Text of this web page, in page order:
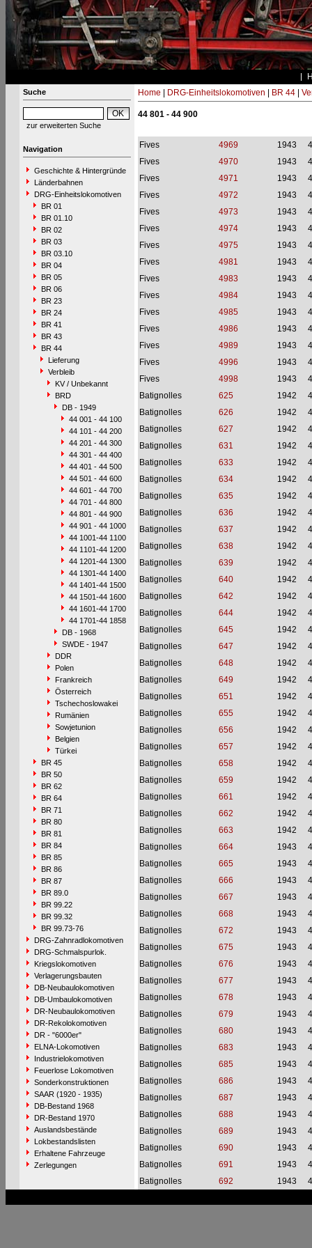
Suche
zur erweiterten Suche
Navigation
Geschichte & Hintergründe
Länderbahnen
DRG-Einheitslokomotiven
BR 01
BR 01.10
BR 02
BR 03
BR 03.10
BR 04
BR 05
BR 06
BR 23
BR 24
BR 41
BR 43
BR 44
Lieferung
Verbleib
KV / Unbekannt
BRD
DB - 1949
44 001 - 44 100
44 101 - 44 200
44 201 - 44 300
44 301 - 44 400
44 401 - 44 500
44 501 - 44 600
44 601 - 44 700
44 701 - 44 800
44 801 - 44 900
44 901 - 44 1000
44 1001-44 1100
44 1101-44 1200
44 1201-44 1300
44 1301-44 1400
44 1401-44 1500
44 1501-44 1600
44 1601-44 1700
44 1701-44 1858
DB - 1968
SWDE - 1947
DDR
Polen
Frankreich
Österreich
Tschechoslowakei
Rumänien
Sowjetunion
Belgien
Türkei
BR 45
BR 50
BR 62
BR 64
BR 71
BR 80
BR 81
BR 84
BR 85
BR 86
BR 87
BR 89.0
BR 99.22
BR 99.32
BR 99.73-76
DRG-Zahnradlokomotiven
DRG-Schmalspurlok.
Kriegslokomotiven
Verlagerungsbauten
DB-Neubaulokomotiven
DB-Umbaulokomotiven
DR-Neubaulokomotiven
DR-Rekolokomotiven
DR - "6000er"
ELNA-Lokomotiven
Industrielokomotiven
Feuerlose Lokomotiven
Sonderkonstruktionen
SAAR (1920 - 1935)
DB-Bestand 1968
DR-Bestand 1970
Auslandsbestände
Lokbestandslisten
Erhaltene Fahrzeuge
Zerlegungen
Home DRG-Einheitslokomotiven BR 44|
44 801 - 44 900
Fives 4969 1943
Fives
4970 1943
Fives
4971 1943
Fives
4972 1943
Fives
4973 1943
Fives
4974 1943
Fives
4975 1943
Fives
4981 1943
Fives
4983 1943
Fives
4984 1943
Fives
4985 1943
Fives
4986 1943
Fives
4989 1943
Fives
4996 1943
Fives
4998 1943
Batignolles
625 1942
Batignolles
626 1942
Batignolles
627 1942
Batignolles
631 1942
Batignolles
633 1942
Batignolles
634 1942
Batignolles
635 1942
Batignolles
636 1942
Batignolles
637 1942
Batignolles
638 1942
Batignolles
639 1942
Batignolles
640 1942
Batignolles
642 1942
Batignolles
644 1942
Batignolles
645 1942
Batignolles
647 1942
Batignolles
648 1942
Batignolles
649 1942
Batignolles
651 1942
Batignolles
655 1942
Batignolles
656 1942
Batignolles
657 1942
Batignolles
658 1942
Batignolles
659 1942
Batignolles
661 1942
Batignolles
662 1942
Batignolles
663 1942
Batignolles
664 1943
Batignolles
665 1943
Batignolles
666 1943
Batignolles
667 1943
Batignolles
668 1943
Batignolles
672 1943
Batignolles
675 1943
Batignolles
676 1943
Batignolles
677 1943
Batignolles
678 1943
Batignolles
679 1943
Batignolles
680 1943
Batignolles
683 1943
Batignolles
685 1943
Batignolles
686 1943
Batignolles
687 1943
Batignolles
688 1943
Batignolles
689 1943
Batignolles
690 1943
Batignolles
691 1943
Batignolles
692 1943